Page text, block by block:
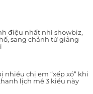
điệu nhất nhì showbiz,
sang chảnh từ giảng
nhiều chị em “xếp xó” khi
lịch mê 3 kiểu này